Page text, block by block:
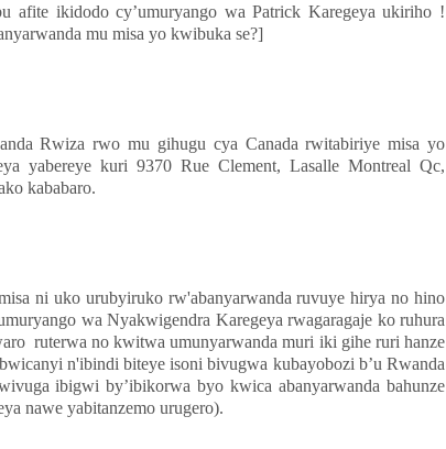
afite ikidodo cy’umuryango wa Patrick Karegeya ukiriho !
mu misa yo kwibuka se?]
Rwiza rwo mu gihugu cya Canada rwitabiriye misa yo
yabereye kuri 9370 Rue Clement, Lasalle Montreal Qc,
kababaro.
ni uko urubyiruko rw'abanyarwanda ruvuye hirya no hino
wa Nyakwigendra Karegeya rwagaragaje ko ruhura
ruterwa no kwitwa umunyarwanda muri iki gihe ruri hanze
n'ibindi biteye isoni bivugwa kubayobozi b’u Rwanda
ibigwi by’ibikorwa byo kwica abanyarwanda bahunze
nawe yabitanzemo urugero).